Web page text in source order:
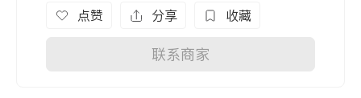
点赞 分享 收藏
联系商家